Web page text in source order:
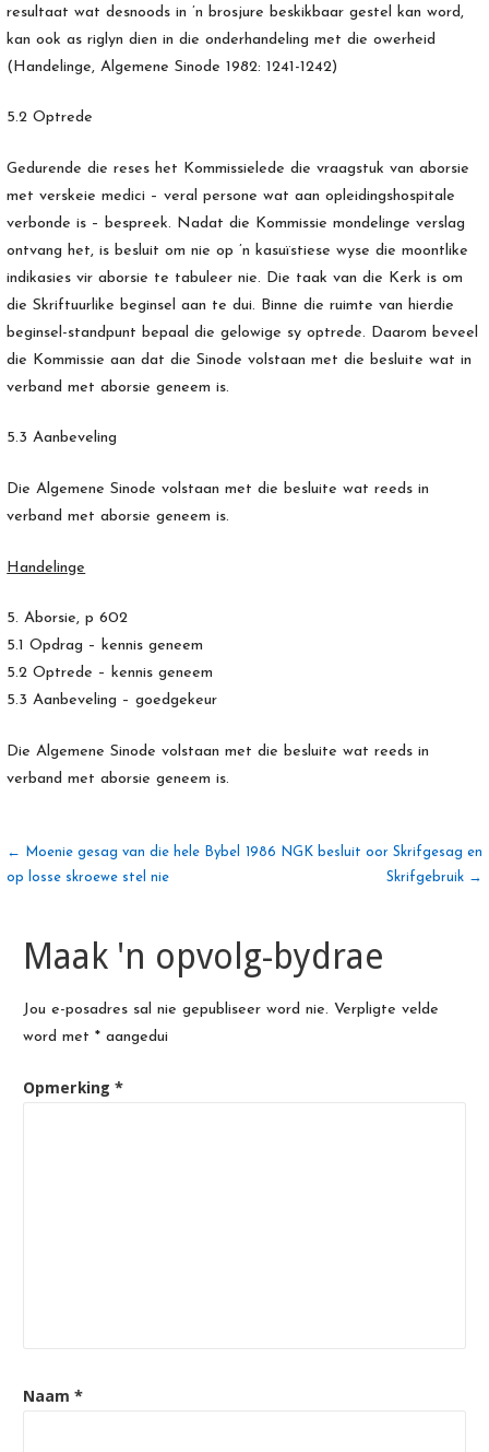
resultaat wat desnoods in ’n brosjure beskikbaar gestel kan word,
kan ook as riglyn dien in die onderhandeling met die owerheid
(Handelinge, Algemene Sinode 1982: 1241-1242)
5.2 Optrede
Gedurende die reses het Kommissielede die vraagstuk van aborsie
met verskeie medici – veral persone wat aan opleidingshospitale
verbonde is – bespreek. Nadat die Kommissie mondelinge verslag
ontvang het, is besluit om nie op ’n kasuïstiese wyse die moontlike
indikasies vir aborsie te tabuleer nie. Die taak van die Kerk is om
die Skriftuurlike beginsel aan te dui. Binne die ruimte van hierdie
beginsel-standpunt bepaal die gelowige sy optrede. Daarom beveel
die Kommissie aan dat die Sinode volstaan met die besluite wat in
verband met aborsie geneem is.
5.3 Aanbeveling
Die Algemene Sinode volstaan met die besluite wat reeds in
verband met aborsie geneem is.
Handelinge
5. Aborsie, p 602
5.1 Opdrag – kennis geneem
5.2 Optrede – kennis geneem
5.3 Aanbeveling – goedgekeur
Die Algemene Sinode volstaan met die besluite wat reeds in
verband met aborsie geneem is.
Artikel
navigasie
← Moenie gesag van die hele Bybel
op losse skroewe stel nie
1986 NGK besluit oor Skrifgesag en
Skrifgebruik →
Maak 'n opvolg-bydrae
Jou e-posadres sal nie gepubliseer word nie. Verpligte velde
word met *aangedui
Opmerking *
Naam *